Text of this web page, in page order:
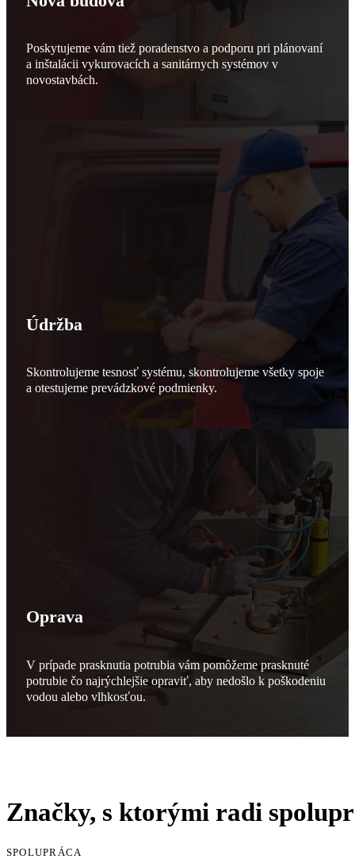
Poskytujeme vám tiež poradenstvo a podporu pri plánovaní
a inštalácii vykurovacích a sanitárnych systémov v
novostavbách.
Údržba
Skontrolujeme tesnosť systému, skontrolujeme všetky spoje
a otestujeme prevádzkové podmienky.
Oprava
V prípade prasknutia potrubia vám pomôžeme prasknuté
potrubie čo najrýchlejšie opraviť, aby nedošlo k poškodeniu
vodou alebo vlhkosťou.
Značky, s ktorými radi
SPOLUPRÁCA